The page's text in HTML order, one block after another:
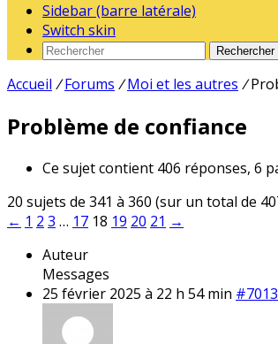
Sidebar (barre latérale)
Switch skin
Rechercher
Accueil / Forums / Moi et les autres /
Problème de confiance
Ce sujet contient 406 réponses, 6
20 sujets de 341 à 360 (sur un total de
← 1 2 3 … 17 18 19 20 21 →
Auteur
Messages
25 février 2025 à 22 h 54 min